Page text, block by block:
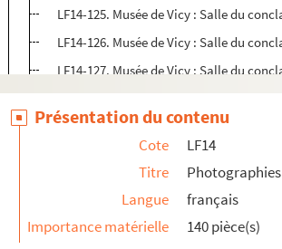
LF14-125. Musée de Vicy : Salle du
LF14-126. Musée de Vicy : Salle du
LF14-127. Musée de Vicy : Salle du
LF14-128. Musée de Vicy : Salle du
LF14-129. Musée de Vicy : Salle du
LF14-130. Tapisserie des Hospices
LF14-131. Tapisserie des Hospices
LF14-132. Saint Adrien (Musée de Lille)
LF14-133. Retable de Liessies (Musée
Présentation du contenu
Cote
LF14
Titre
Langue
français
Importance matérielle
140 pièce(s)